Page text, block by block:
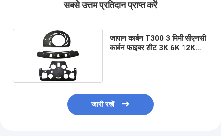
सबसे उत्तम प्रतिदान प्राप्त करें
जापान कार्बन T300 3 मिमी सीएनसी
कार्बन फाइबर शीट 3K 6K 12K
जारी रखें